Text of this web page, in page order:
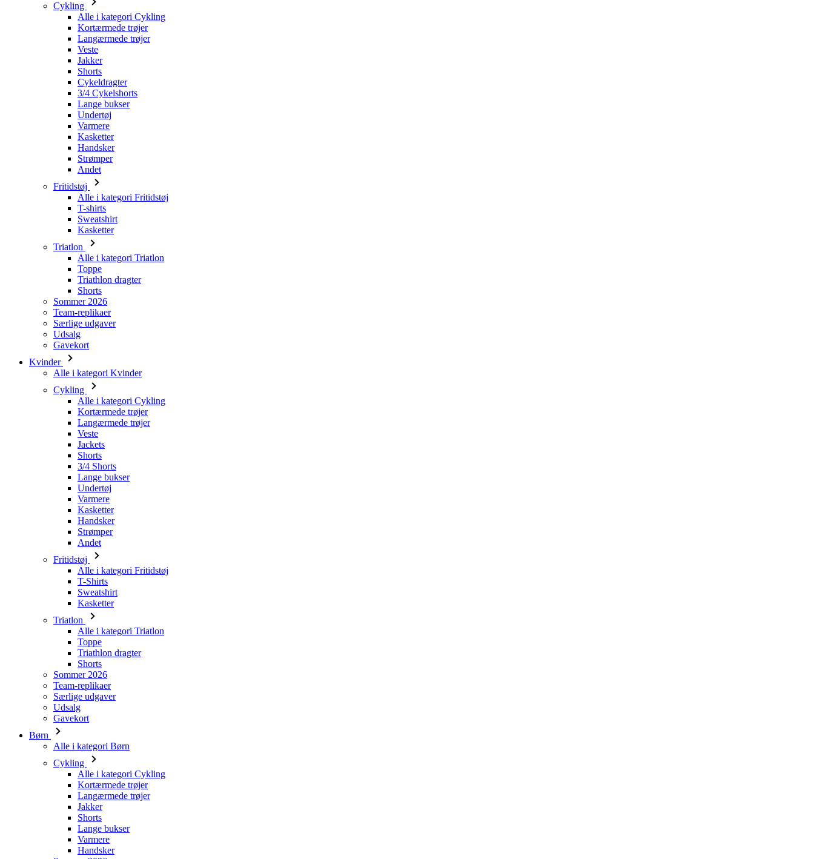
Cykling
Alle i kategori Cykling
Kortærmede trøjer
Langærmede trøjer
Veste
Jakker
Shorts
Cykeldragter
3/4 Cykelshorts
Lange bukser
Undertøj
Varmere
Kasketter
Handsker
Strømper
Andet
Fritidstøj
Alle i kategori Fritidstøj
T-shirts
Sweatshirt
Kasketter
Triatlon
Alle i kategori Triatlon
Toppe
Triathlon dragter
Shorts
Sommer 2026
Team-replikaer
Særlige udgaver
Udsalg
Gavekort
Kvinder
Alle i kategori Kvinder
Cykling
Alle i kategori Cykling
Kortærmede trøjer
Langærmede trøjer
Veste
Jackets
Shorts
3/4 Shorts
Lange bukser
Undertøj
Varmere
Kasketter
Handsker
Strømper
Andet
Fritidstøj
Alle i kategori Fritidstøj
T-Shirts
Sweatshirt
Kasketter
Triatlon
Alle i kategori Triatlon
Toppe
Triathlon dragter
Shorts
Sommer 2026
Team-replikaer
Særlige udgaver
Udsalg
Gavekort
Børn
Alle i kategori Børn
Cykling
Alle i kategori Cykling
Kortærmede trøjer
Langærmede trøjer
Jakker
Shorts
Lange bukser
Varmere
Handsker